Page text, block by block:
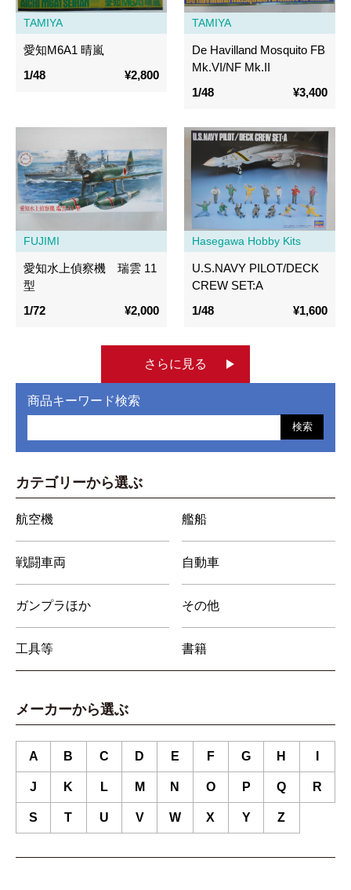
TAMIYA
愛知M6A1 晴嵐
1/48
¥2,800
TAMIYA
De Havilland Mosquito FB
Mk.VI/NF Mk.II
1/48
¥3,400
FUJIMI
愛知水上偵察機 瑞雲 11
型
1/72
¥2,000
Hasegawa Hobby Kits
U.S.NAVY PILOT/DECK
CREW SET:A
1/48
¥1,600
さらに見る
商品キーワード検索
検索
カテゴリーから選ぶ
航空機 艦船
戦闘車両 自動車
ガンプラほか その他
工具等 書籍
メーカーから選ぶ
A B C D E F G H
J K L M N O P Q R
S T U V W X Y Z